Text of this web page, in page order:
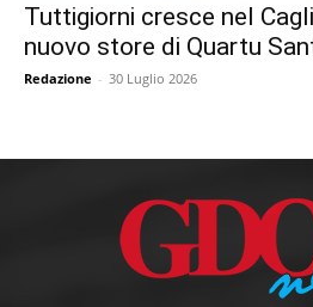
Tuttigiorni cresce nel
nuovo store di Quartu
Redazione - 30 Luglio 2026